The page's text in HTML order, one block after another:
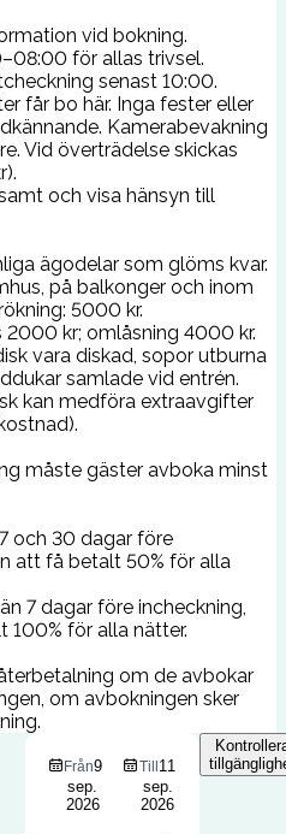
vid bokning.
för allas trivsel.
senast 10:00.
får bo här. Inga fester eller
Kamerabevakning
Vid överträdelse skickas
och visa hänsyn till
ägodelar som glöms kvar.
på balkonger och inom
5000 kr.
kr; omlåsning 4000 kr.
vara diskad, sopor utburna
samlade vid entrén.
kan medföra extraavgifter
måste gäster avboka minst
och 30 dagar före
att få betalt 50% för alla
7 dagar före incheckning,
100% för alla nätter.
om de avbokar
om avbokningen sker
Från9
sep.
2026
Till 11
sep.
2026